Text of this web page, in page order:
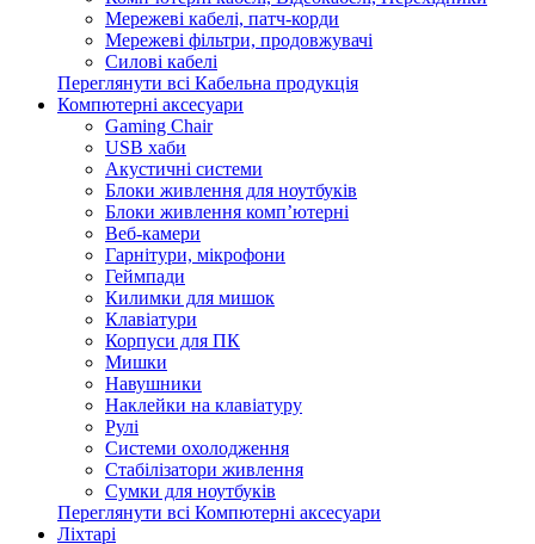
Мережеві кабелі, патч-корди
Мережеві фільтри, продовжувачі
Силові кабелі
Переглянути всі Кабельна продукція
Компютерні аксесуари
Gaming Chair
USB хаби
Акустичні системи
Блоки живлення для ноутбуків
Блоки живлення комп’ютерні
Веб-камери
Гарнітури, мікрофони
Геймпади
Килимки для мишок
Клавіатури
Корпуси для ПК
Мишки
Навушники
Наклейки на клавіатуру
Рулі
Системи охолодження
Стабілізатори живлення
Сумки для ноутбуків
Переглянути всі Компютерні аксесуари
Ліхтарі